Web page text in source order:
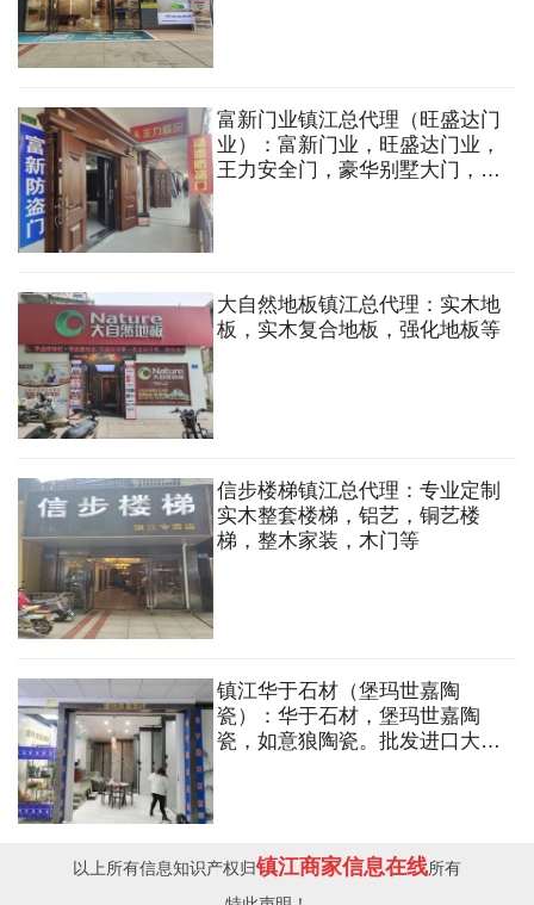
富新门业镇江总代理（旺盛达门
业）：富新门业，旺盛达门业，
王力安全门，豪华别墅大门，铸
大自然地板镇江总代理：实木地
板，实木复合地板，强化地板等
信步楼梯镇江总代理：专业定制
实木整套楼梯，铝艺，铜艺楼
梯，整木家装，木门等
镇江华于石材（堡玛世嘉陶
瓷）：华于石材，堡玛世嘉陶
瓷，如意狼陶瓷。批发进口大理
以上所有信息知识产权归镇江商家信息在线所有